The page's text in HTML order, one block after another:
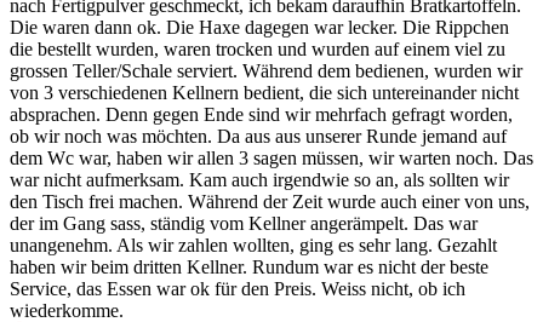
nach Fertigpulver geschmeckt, ich bekam daraufhin Bratkartoffeln.
Die waren dann ok. Die Haxe dagegen war lecker. Die Rippchen
die bestellt wurden, waren trocken und wurden auf einem viel zu
grossen Teller/Schale serviert. Während dem bedienen, wurden wir
von 3 verschiedenen Kellnern bedient, die sich untereinander nicht
absprachen. Denn gegen Ende sind wir mehrfach gefragt worden,
ob wir noch was möchten. Da aus aus unserer Runde jemand auf
dem Wc war, haben wir allen 3 sagen müssen, wir warten noch. Das
war nicht aufmerksam. Kam auch irgendwie so an, als sollten wir
den Tisch frei machen. Während der Zeit wurde auch einer von uns,
der im Gang sass, ständig vom Kellner angerämpelt. Das war
unangenehm. Als wir zahlen wollten, ging es sehr lang. Gezahlt
haben wir beim dritten Kellner. Rundum war es nicht der beste
Service, das Essen war ok für den Preis. Weiss nicht, ob ich
wiederkomme.